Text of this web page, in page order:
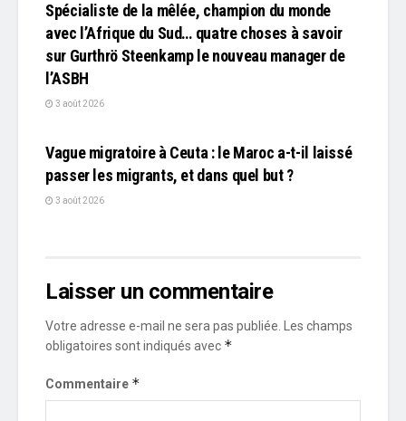
Spécialiste de la mêlée, champion du monde
avec l’Afrique du Sud… quatre choses à savoir
sur Gurthrö Steenkamp le nouveau manager de
l’ASBH
3 août 2026
Vague migratoire à Ceuta : le Maroc a-t-il laissé
passer les migrants, et dans quel but ?
3 août 2026
Laisser un commentaire
Votre adresse e-mail ne sera pas publiée.
Les champs
obligatoires sont indiqués avec *
Commentaire *